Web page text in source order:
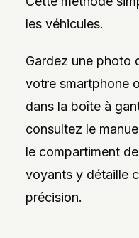
les véhicules.
Gardez une photo
votre smartphone
dans la boîte à
consultez le
le compartiment
voyants y détaille
précision.